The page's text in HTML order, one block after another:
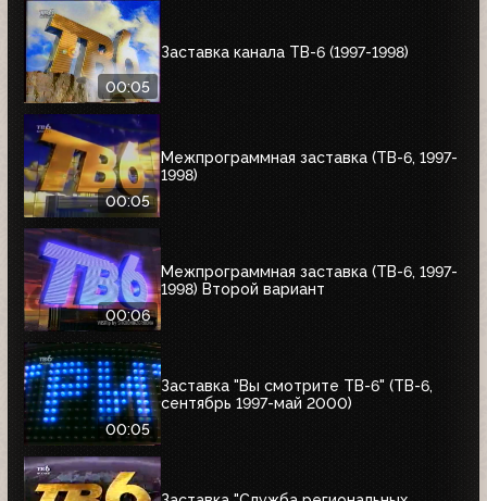
00:05
Заставка канала ТВ-6 (1997-1998)
00:05
Межпрограммная заставка (ТВ-6, 1997-
1998)
00:06
Межпрограммная заставка (ТВ-6, 1997-
1998) Второй вариант
00:05
Заставка "Вы смотрите ТВ-6" (ТВ-6,
сентябрь 1997-май 2000)